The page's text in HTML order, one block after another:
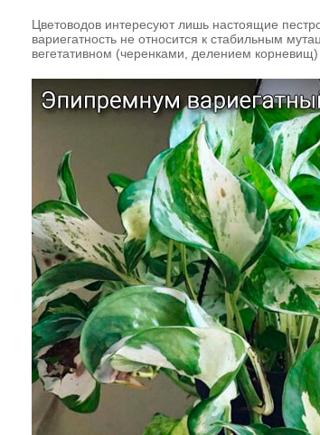
Цветоводов интересуют лишь настоящие
вариегатность не относится к стабильным
вегетативном (черенками, делением